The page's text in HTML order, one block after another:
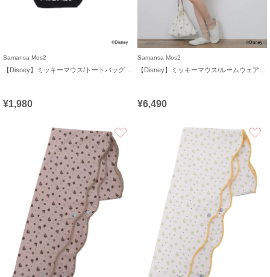
Samansa Mos2
¥1,980
Samansa Mos2
¥6,490